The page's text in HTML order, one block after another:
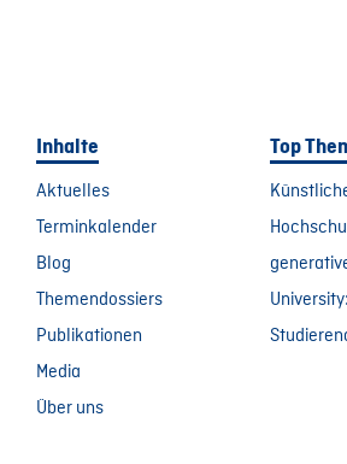
Inhalte
Aktuelles
Terminkalender
Blog
Themendossiers
Publikationen
Media
Über uns
Top